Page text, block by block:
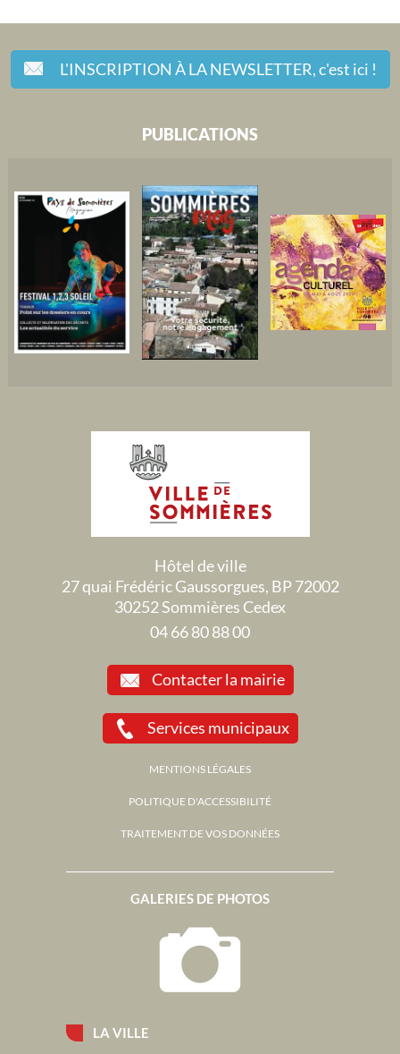
L'INSCRIPTION À LA NEWSLETTER,c'est ici !
LA VILLE
GALERIES DE PHOTOS
PUBLICATIONS
Hôtel de ville
27 quai Frédéric Gaussorgues, BP 72002
30252 Sommières Cedex
04 66 80 88 00
Contacter la mairie
Services municipaux
MENTIONS LÉGALES
POLITIQUE D'ACCESSIBILITÉ
TRAITEMENT DE VOS DONNÉES